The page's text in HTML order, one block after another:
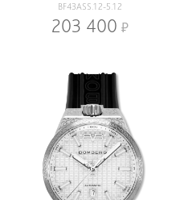
BF43ASS.12-5.12
203 400